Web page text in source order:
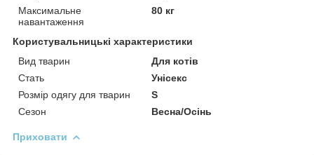
Максимальне
навантаження
80 кг
Користувальницькі характеристики
Вид тварин
Для котів
Стать
Унісекс
Розмір одягу для тварин
S
Сезон
Весна/Осінь
Приховати